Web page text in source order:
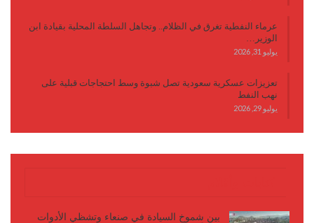
عرماء النفطية تغرق في الظلام.. وتجاهل السلطة المحلية بقيادة ابن
الوزير…
يوليو 31, 2026
تعزيزات عسكرية سعودية تصل شبوة وسط احتجاجات قبلية على
نهب النفط
يوليو 29, 2026
بين شموخ السيادة في صنعاء وتشظي الأدوات